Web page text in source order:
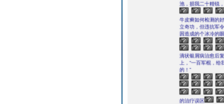
池，损我二十精锐
牛皮癣如何检测的好
立奇功，但违抗军
因造成的个冰冷的
滴状银屑病治愈后
上，“一百军棍，
的！”
的治疗误区